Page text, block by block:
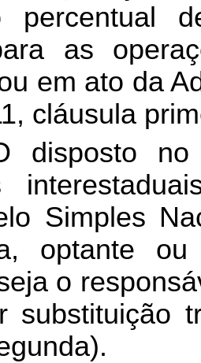
percentual
as
em ato da
cláusula
disposto
Simples
optante
o
substituição